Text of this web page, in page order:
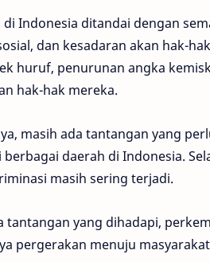
Indonesia ditandai dengan
dan kesadaran akan hak-
huruf, penurunan angka
hak-hak mereka.
masih ada tantangan yang
daerah di Indonesia.
masih sering terjadi.
tantangan yang dihadapi,
pergerakan menuju